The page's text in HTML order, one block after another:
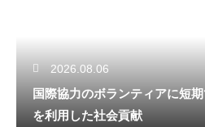
2026.08.06
国際協力のボランティアに短
を利用した社会貢献